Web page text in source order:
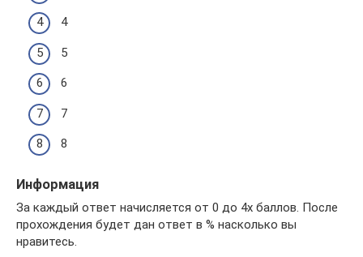
4
5
6
7
8
Информация
За каждый ответ начисляется от 0 до 4х баллов. После
прохождения будет дан ответ в % насколько вы
нравитесь.